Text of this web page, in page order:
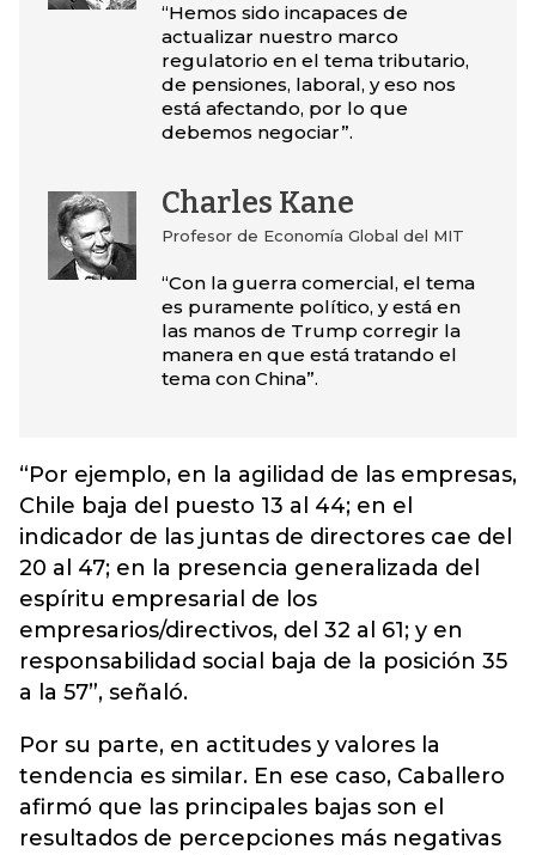
“Hemos sido incapaces de
actualizar nuestro marco
regulatorio en el tema tributario,
de pensiones, laboral, y eso nos
está afectando, por lo que
debemos negociar”.
Charles Kane
Profesor de Economía Global del MIT
“Con la guerra comercial, el tema
es puramente político, y está en
las manos de Trump corregir la
manera en que está tratando el
tema con China”.
“Por ejemplo, en la agilidad de las empresas,
Chile baja del puesto 13 al 44; en el
indicador de las juntas de directores cae del
20 al 47; en la presencia generalizada del
espíritu empresarial de los
empresarios/directivos, del 32 al 61; y en
responsabilidad social baja de la posición 35
a la 57”, señaló.
Por su parte, en actitudes y valores la
tendencia es similar. En ese caso, Caballero
afirmó que las principales bajas son el
resultados de percepciones más negativas